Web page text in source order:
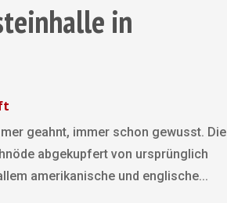
in
geahnt, immer schon gewusst. Die
abgekupfert von ursprünglich
amerikanische und englische...